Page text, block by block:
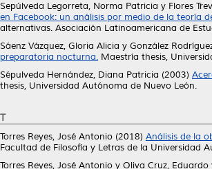
Sepúlveda Legorreta, Norma Patricia y Flores
en Facebook: un análisis por medio de la teoría
alternativas. Asociación Latinoamericana de
Sáenz Vázquez, Gloria Alicia y González
preparatoria nocturna. Maestría thesis,
Sépulveda Hernández, Diana Patricia (2003)
thesis, Universidad Autónoma de Nuevo León.
T
Torres Reyes, José Antonio (2018) Análisis de la
Facultad de Filosofía y Letras de la Universidad
Torres Reyes, José Antonio y Oliva Cruz, Eduardo